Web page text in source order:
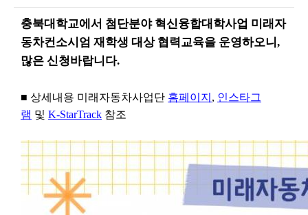
충북대학교에서 첨단분야 혁신융합대학사업 미래자
동차컨소시엄 재학생 대상 협력교육을 운영하오니,
많은 신청바랍니다.
■ 상세내용 미래자동차사업단 홈페이지 , 인스타그
램 및 K-StarTrack 참조